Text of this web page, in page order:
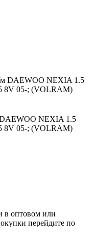
NEXIA 1.5
8V 05-; (VOLRAM)
NEXIA 1.5
8V 05-; (VOLRAM)
в оптовом или
перейдите по